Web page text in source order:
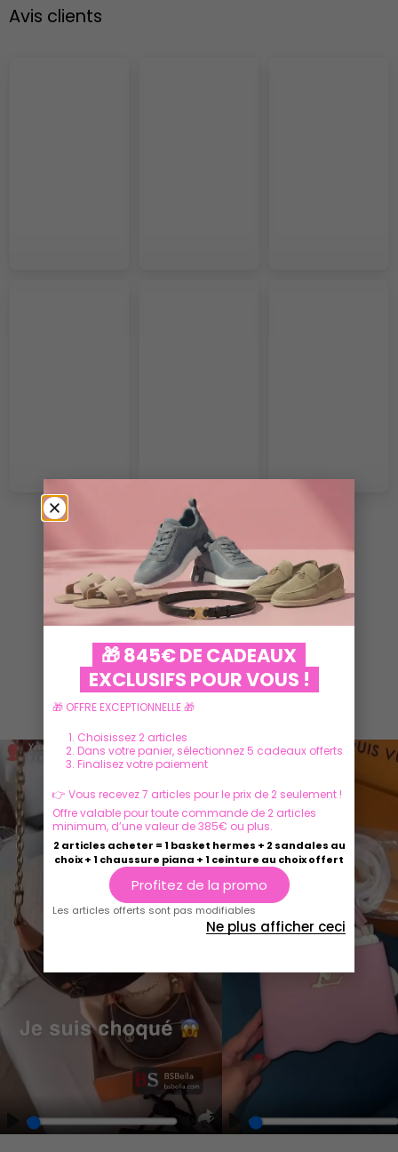
Avis clients
VOIR PLUS
Ils parlent de nous
Play Unmute
Enter
🎁 845€ DE CADEAUX
EXCLUSIFS POUR VOUS !
🎁 OFFRE EXCEPTIONNELLE 🎁
Choisissez 2 articles
Dans votre panier, sélectionnez 5 cadeaux offerts
Finalisez votre paiement
👉 Vous recevez 7 articles pour le prix de 2 seulement !
Offre valable pour toute commande de 2 articles
minimum, d’une valeur de 385€ ou plus.
2 articles acheter = 1 basket hermes + 2 sandales au
choix + 1 chaussure piana + 1 ceinture au choix offert
Profitez de la promo
Les articles offerts sont pas modifiables
Ne plus afficher ceci